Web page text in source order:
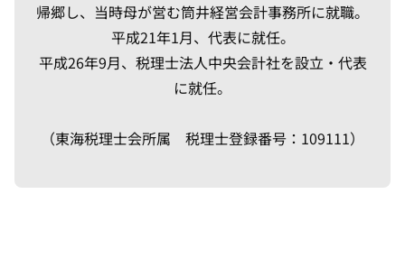
帰郷し、当時母が営む筒井経営会計事務所に就職。
平成21年1月、代表に就任。
平成26年9月、税理士法人中央会計社を設立・代表
に就任。
（東海税理士会所属 税理士登録番号：109111）